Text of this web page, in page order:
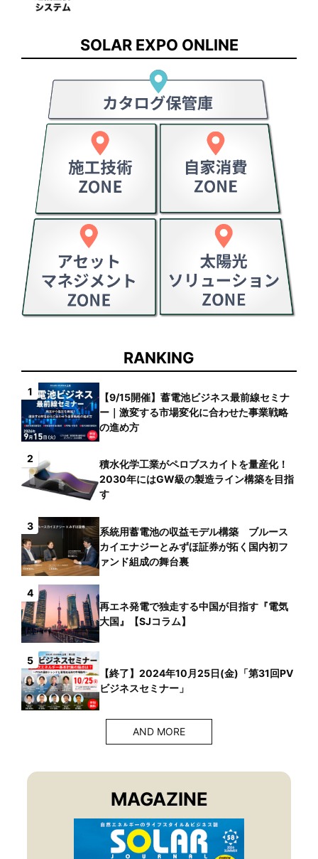
SOLAR EXPO ONLINE
RANKING
1
【9/15開催】蓄電池ビジネス最前線セミナ
ー｜激変する市場変化に合わせた事業戦略
の進め方
2
積水化学工業がペロブスカイトを量産化！
2030年にはGW級の製造ライン構築を目指
す
3
系統用蓄電池の収益モデル構築 ブルース
カイエナジーとみずほ証券が拓く国内初フ
ァンド組成の舞台裏
4
再エネ発電で独走する中国が目指す『電気
大国』【SJコラム】
5
【終了】2024年10月25日(金)「第31回PV
ビジネスセミナー」
AND MORE
MAGAZINE